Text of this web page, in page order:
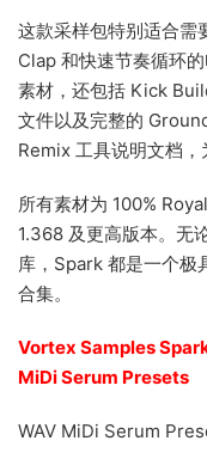
这款采样包特别适合
Clap 和快速节奏循环
素材，还包括 Kick
文件以及完整的
Remix 工具说明文档，
所有素材为 100%
1.368 及更高版本。无
库，Spark 都是一个
合集。
Vortex Samples
MiDi Serum Presets
WAV MiDi Serum